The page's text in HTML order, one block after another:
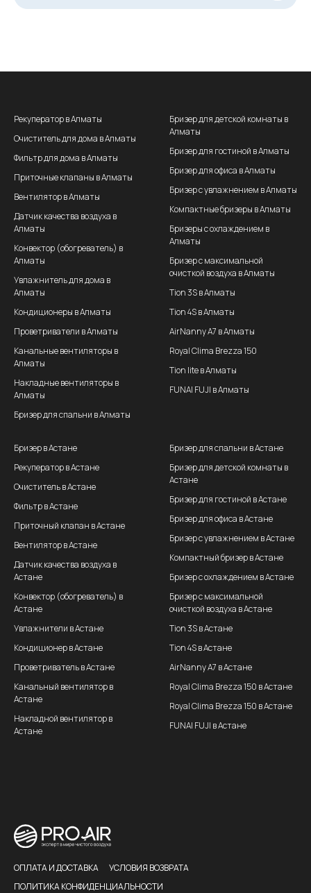
Рекуператор в Алматы
Очиститель для дома в Алматы
Фильтр для дома в Алматы
Приточные клапаны в Алматы
Вентилятор в Алматы
Датчик качества воздуха в
Алматы
Конвектор (обогреватель) в
Алматы
Увлажнитель для дома в
Алматы
Кондиционеры в Алматы
Проветриватели в Алматы
Канальные вентиляторы в
Алматы
Накладные вентиляторы в
Алматы
Бризер для спальни в Алматы
Бризер для детской комнаты в
Алматы
Бризер для гостиной в Алматы
Бризер для офиса в Алматы
Бризер с увлажнением в Алматы
Компактные бризеры в Алматы
Бризеры с охлаждением в
Алматы
Бризер с максимальной
очисткой воздуха в Алматы
Tion 3S в Алматы
Tion 4S в Алматы
AirNanny A7 в Алматы
Royal Clima Brezza 150
Tion lite в Алматы
FUNAI FUJI в Алматы
Бризер в Астане
Рекуператор в Астане
Очиститель в Астане
Фильтр в Астане
Приточный клапан в Астане
Вентилятор в Астане
Датчик качества воздуха в
Астане
Конвектор (обогреватель) в
Астане
Увлажнители в Астане
Кондиционер в Астане
Проветриватель в Астане
Канальный вентилятор в
Астане
Накладной вентилятор в
Астане
Бризер для спальни в Астане
Бризер для детской комнаты в
Астане
Бризер для гостиной в Астане
Бризер для офиса в Астане
Бризер с увлажнением в Астане
Компактный бризер в Астане
Бризер с охлаждением в Астане
Бризер с максимальной
очисткой воздуха в Астане
Tion 3S в Астане
Tion 4S в Астане
AirNanny A7 в Астане
Royal Clima Brezza 150 в Астане
Royal Clima Brezza 150 в Астане
FUNAI FUJI в Астане
ОПЛАТА И ДОСТАВКА
УСЛОВИЯ ВОЗВРАТА
ПОЛИТИКА КОНФИДЕНЦИАЛЬНОСТИ